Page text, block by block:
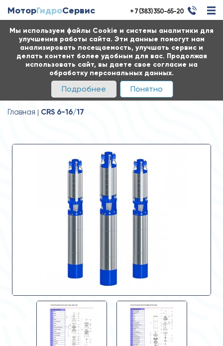
Мы используем файлы Cookie и системы аналитики для
улучшения работы сайта. Эти данные помогут нам
анализировать посещаемость, улучшать сервис и
делать контент более удобным для вас. Продолжая
использовать сайт, вы даете свое согласие на
обработку персональных данных.
Подробнее Понятно
МоторГидроСервис + 7 (383) 350-65-20
Главная CRS 6-16/17